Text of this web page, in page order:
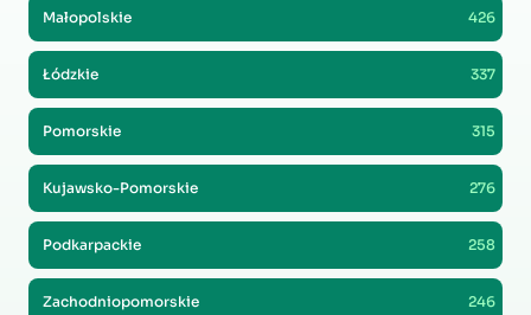
Małopolskie 426
Łódzkie 337
Pomorskie 315
Kujawsko-Pomorskie 276
Podkarpackie 258
Zachodniopomorskie 246